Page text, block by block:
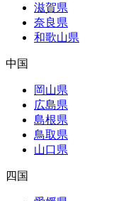
滋賀県
奈良県
和歌山県
中国
岡山県
広島県
島根県
鳥取県
山口県
四国